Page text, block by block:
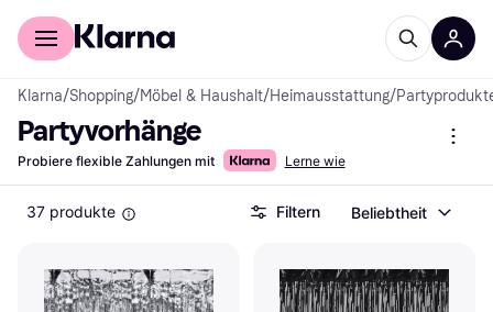
Für Shopper
Klarna/Shopping/Möbel & Haushalt/Heimausstattung/
Partyvorhänge
Probiere flexible Zahlungen mit Lerne wie
37 produkte Filtern Beliebtheit